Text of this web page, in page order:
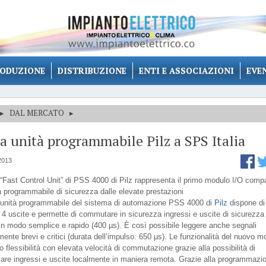
DISTRIBUZIONE ENTI E ASSOCIAZIONI
DAL MERCATO ▸
unità programmabile Pilz a SPS Italia
Control Unit” di PSS 4000 di Pilz rappresenta il primo modulo I/O
programmabile di sicurezza dalle elevate prestazioni
programmabile del sistema di automazione PSS 4000 di Pilz dispone
uscite e permette di commutare in sicurezza ingressi e uscite di sicurezza
modo semplice e rapido (400 µs). È così possibile leggere anche segnali
brevi e critici (durata dell’impulso: 650 µs). Le funzionalità del nuovo
flessibilità con elevata velocità di commutazione grazie alla possibilità di
ingressi e uscite localmente in maniera remota. Grazie alla